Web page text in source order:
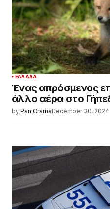
ΕΛΛΆΔΑ
Ένας απρόσμενος
άλλο αέρα στο
by Pan OramaDecember 30, 2024